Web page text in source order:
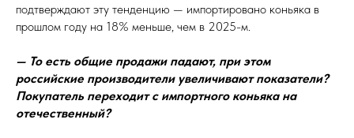
подтверждают эту тенденцию — импортировано коньяка в
прошлом году на 18% меньше, чем в 2025-м.
— То есть общие продажи падают, при этом
российские производители увеличивают показатели?
Покупатель переходит с импортного коньяка на
отечественный?